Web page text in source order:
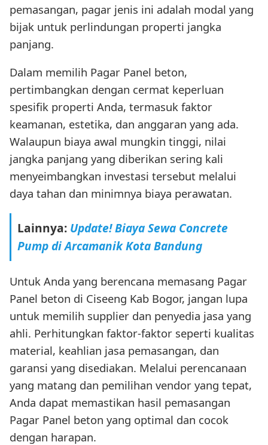
pemasangan, pagar jenis ini adalah modal yang
bijak untuk perlindungan properti jangka
panjang.
Dalam memilih Pagar Panel beton,
pertimbangkan dengan cermat keperluan
spesifik properti Anda, termasuk faktor
keamanan, estetika, dan anggaran yang ada.
Walaupun biaya awal mungkin tinggi, nilai
jangka panjang yang diberikan sering kali
menyeimbangkan investasi tersebut melalui
daya tahan dan minimnya biaya perawatan.
Lainnya: Update! Biaya Sewa Concrete
Pump di Arcamanik Kota Bandung
Untuk Anda yang berencana memasang Pagar
Panel beton di Ciseeng Kab Bogor, jangan lupa
untuk memilih supplier dan penyedia jasa yang
ahli. Perhitungkan faktor-faktor seperti kualitas
material, keahlian jasa pemasangan, dan
garansi yang disediakan. Melalui perencanaan
yang matang dan pemilihan vendor yang tepat,
Anda dapat memastikan hasil pemasangan
Pagar Panel beton yang optimal dan cocok
dengan harapan.